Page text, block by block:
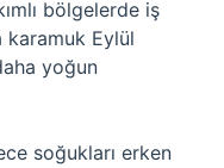
bölgelerde iş
karamuk Eylül
yoğun
soğukları erken